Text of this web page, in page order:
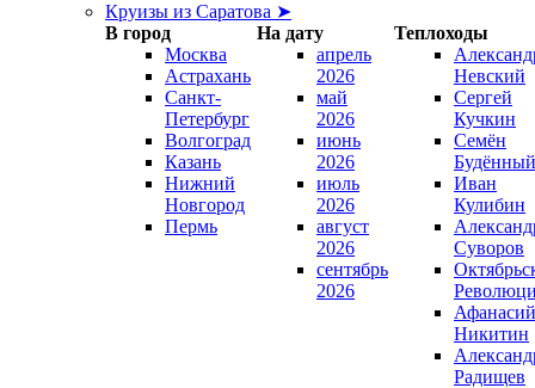
Круизы из Саратова ➤
В город
На дату
Теплоходы
Москва
Астрахань
Санкт-
Петербург
Волгоград
Казань
Нижний
Новгород
Пермь
апрель
2026
май
2026
июнь
2026
июль
2026
август
2026
сентябрь
2026
Невский
Сергей
Кучкин
Семён
Будённый
Иван
Кулибин
Суворов
Афанасий
Никитин
Радищев